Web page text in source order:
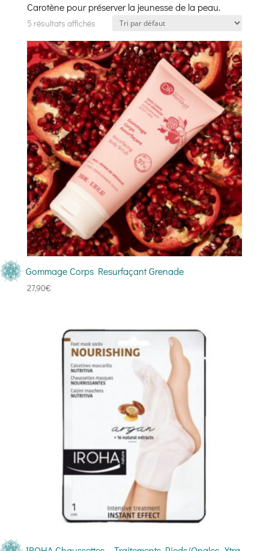
Carotène pour préserver la jeunesse de la peau.
5 résultats affichés
Gommage Corps Resurfaçant Grenade
27,90€